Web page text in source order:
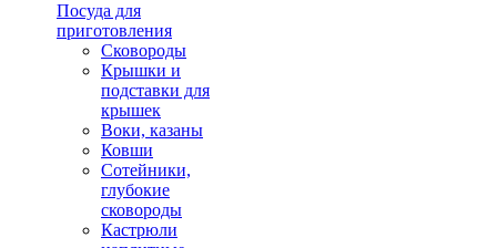
Посуда для
приготовления
Сковороды
Крышки и
подставки для
крышек
Воки, казаны
Ковши
Сотейники,
глубокие
сковороды
Кастрюли